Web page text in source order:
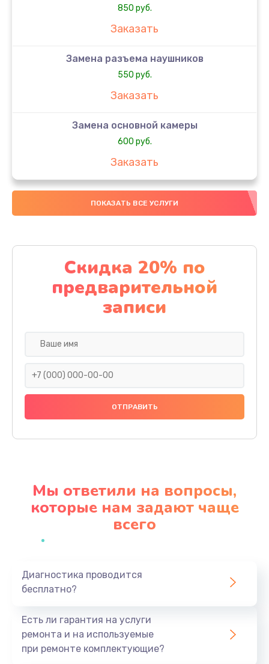
850 руб.
Заказать
Замена разъема наушников
550 руб.
Заказать
Замена основной камеры
600 руб.
Заказать
Замена передней камеры
550 руб.
Замена экрана телефона
950 руб.
Заказать
Замена внешнего динамика
400 руб.
Заказать
Замена разъёма mini-USB
Замена GSM / WiFi антенны
Заказать
ПОКАЗАТЬ ВСЕ УСЛУГИ
Скидка 20% по
предварительной
записи
Мы ответили на вопросы,
которые нам задают чаще
всего
Диагностика проводится
бесплатно?
Есть ли гарантия на услуги
ремонта и на используемые
при ремонте комплектующие?